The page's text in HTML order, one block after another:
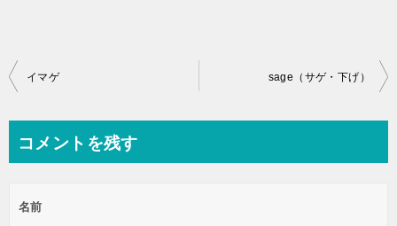
投
ビ
ー
イマゲ sage（サゲ・下げ）
コメントを残す
名前